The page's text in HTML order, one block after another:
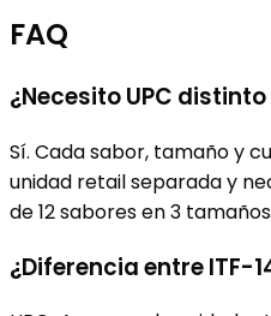
FAQ
¿Necesito UPC
Sí. Cada sabor, tamaño y
unidad retail separada y
de 12 sabores en 3
¿Diferencia entre ITF-